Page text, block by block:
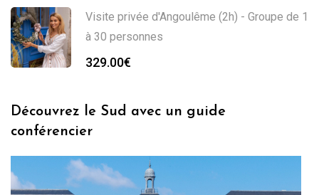
Visite privée d'Angoulême (2h) - Groupe de 1
à 30 personnes
329.00€
Découvrez le Sud avec un guide
conférencier